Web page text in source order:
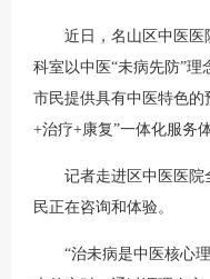
近日，名山区中医医
科室以中医“未病先防”理
市民提供具有中医特色
+治疗+康复”一体化服务
记者走进区中医医院
民正在咨询和体验。
“治未病是中医核心